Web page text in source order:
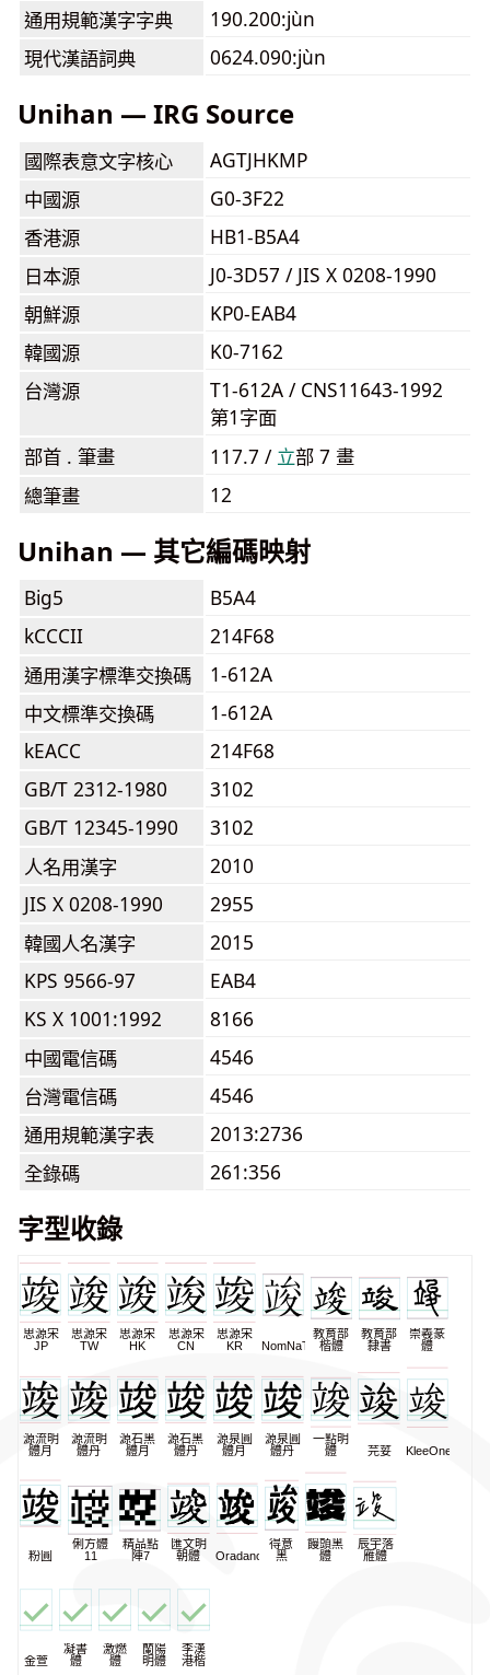
通用規範漢字字典
190.200:jùn
現代漢語詞典
0624.090:jùn
Unihan — IRG Source
國際表意文字核心
AGTJHKMP
中國源
G0-3F22
香港源
HB1-B5A4
日本源
J0-3D57 / JIS X 0208-1990
朝鮮源
KP0-EAB4
韓國源
K0-7162
台灣源
T1-612A / CNS11643-1992
第1字面
部首 . 筆畫
117.7 / ⽴部 7 畫
總筆畫
12
Unihan — 其它編碼映射
Big5
B5A4
kCCCII
214F68
通用漢字標準交換碼
1-612A
中文標準交換碼
1-612A
kEACC
214F68
GB/T 2312-1980
3102
GB/T 12345-1990
3102
人名用漢字
2010
JIS X 0208-1990
2955
韓國人名漢字
2015
KPS 9566-97
EAB4
KS X 1001:1992
8166
中國電信碼
4546
台灣電信碼
4546
通用規範漢字表
2013:2736
全錄碼
261:356
字型收錄
思源宋
JP
思源宋
TW
思源宋
HK
思源宋
CN
思源宋
KR
NomNaTong
教育部
楷體
教育部
隸書
崇羲篆
體
源流明
體月
源流明
體丹
源石黑
體月
源石黑
體丹
源泉圓
體月
源泉圓
體丹
一點明
體
芫荽 KleeOne
粉圓
俐方體
11
精品點
陣7
匯文明
朝體
Oradano
得意
黑
饅頭黑
體
辰宇落
雁體
金萱
凝書
體
激燃
體
蘭陽
明體
李漢
港楷